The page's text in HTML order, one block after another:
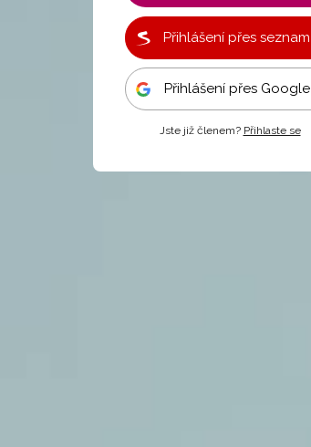
Přihlášení přes seznam
Přihlášení přes Google
Jste již členem? Přihlaste se